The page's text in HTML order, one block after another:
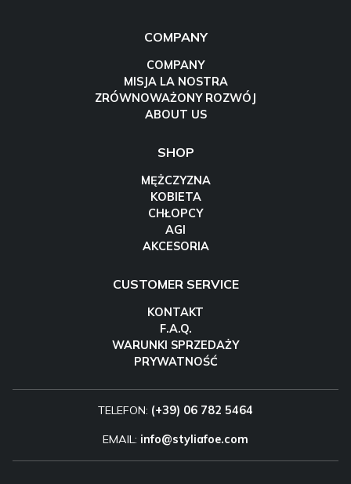
COMPANY
COMPANY
MISJA LA NOSTRA
ZRÓWNOWAŻONY ROZWÓJ
ABOUT US
SHOP
MĘŻCZYZNA
KOBIETA
CHŁOPCY
AGI
AKCESORIA
CUSTOMER SERVICE
KONTAKT
F.A.Q.
WARUNKI SPRZEDAŻY
PRYWATNOŚĆ
TELEFON: (+39) 06 782 5464
EMAIL: info@styliafoe.com